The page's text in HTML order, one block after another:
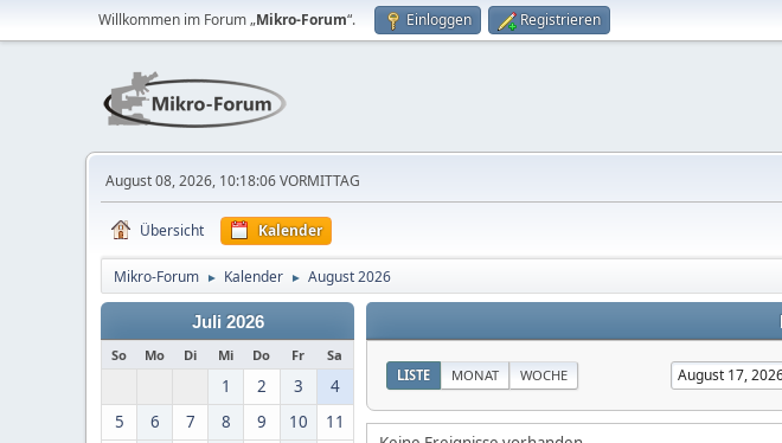
Willkommen im Forum „Mikro-Forum“. Einloggen Registrieren
August 08, 2026, 10:18:06 VORMITTAG
Übersicht Kalender
Mikro-Forum ► Kalender ► August 2026
Juli 2026
So Mo Di Mi Do Fr Sa
1 2 3
4
5
6 7 8 9 10
11
LISTE MONAT WOCHE